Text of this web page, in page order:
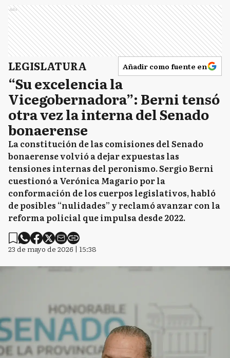
Ads
LEGISLATURA Añadir como fuente en
“Su excelencia la
Vicegobernadora”: Berni tensó
otra vez la interna del Senado
bonaerense
La constitución de las comisiones del Senado
bonaerense volvió a dejar expuestas las
tensiones internas del peronismo. Sergio Berni
cuestionó a Verónica Magario por la
conformación de los cuerpos legislativos, habló
de posibles “nulidades” y reclamó avanzar con la
reforma policial que impulsa desde 2022.
23 de mayo de 2026 | 15:38